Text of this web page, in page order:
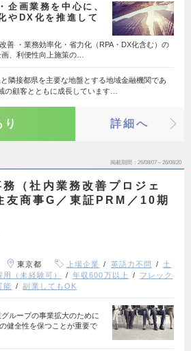
企画業務を中心に、
やDX化を推進して
善 ・業務効率化・省力化（RPA・DX化含む）の
、利便性向上施策の…
隣接都県を主要な地盤とする地域金融機関であ
の顧客とともに成長しています…
詳細へ
掲載期間 26/08/07～26/08/20
（社内業務改善プロジェ
商事G／東証PRM／10期
東京都 上場企業 英語力不問
土
（未経験可） 年収600万以上
フレック
能 副業してもOK
ループの事業拡大のために
健全性を保つことが重要で